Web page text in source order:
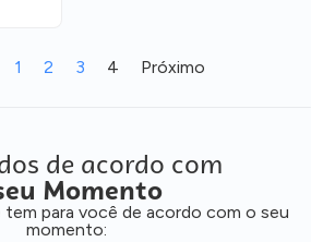
1 2 3 4 Próximo
de acordo com
Momento
tem para você de acordo com o seu
momento: